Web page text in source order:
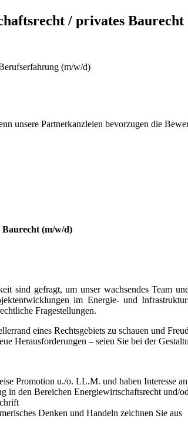
/ privates Baurecht
(m/w/d)
unsere Partnerkanzleien bevorzugen die
(m/w/d)
sind gefragt, um unser wachsendes Team
im Energie- und
Fragestellungen.
eines Rechtsgebiets zu schauen und
Herausforderungen – seien Sie bei der
Promotion u./o. LL.M. und haben Interesse
in den Bereichen Energiewirtschaftsrecht und/
Denken und Handeln zeichnen Sie aus